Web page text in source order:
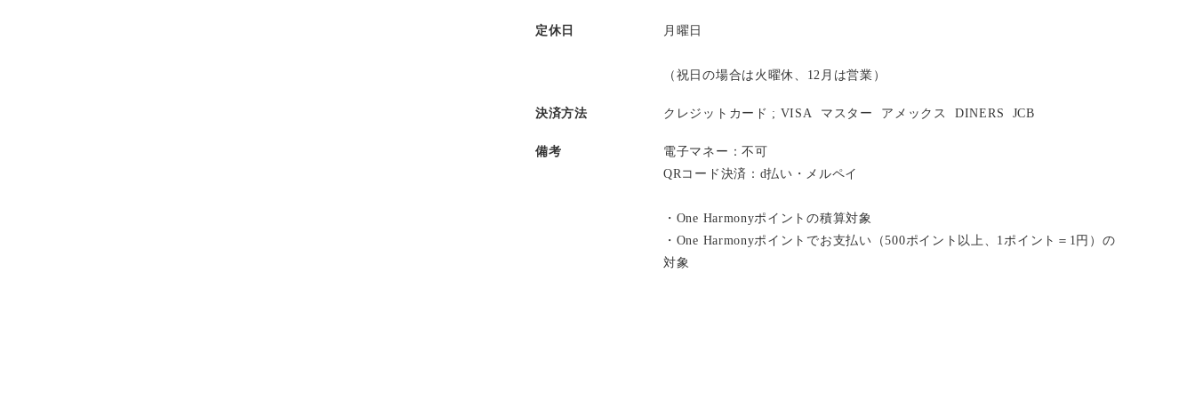
定休日 月曜日
（祝日の場合は火曜休、12月は営業）
決済方法 クレジットカード ; VISA マスター アメックス DINERS JCB
備考
電子マネー：不可
QRコード決済：d払い・メルペイ
・One Harmonyポイントの積算対象
・One Harmonyポイントでお支払い（500ポイント以上、1ポイント＝1円）の
対象